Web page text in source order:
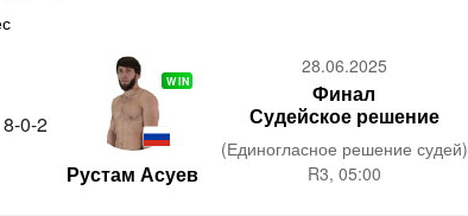
8-0-2
WIN
Рустам Асуев
28.06.2025
Финал
Судейское решение
(Единогласное решение судей)
R3, 05:00